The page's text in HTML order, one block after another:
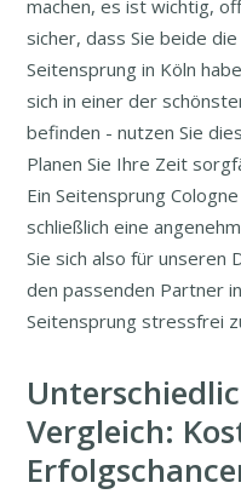
machen, es ist wichtig,
sicher, dass Sie beide
Seitensprung in Köln
sich in einer der
befinden - nutzen Sie
Planen Sie Ihre Zeit
Ein Seitensprung
schließlich eine
Sie sich also für unseren
den passenden Partner
Seitensprung stressfrei
Vergleich: